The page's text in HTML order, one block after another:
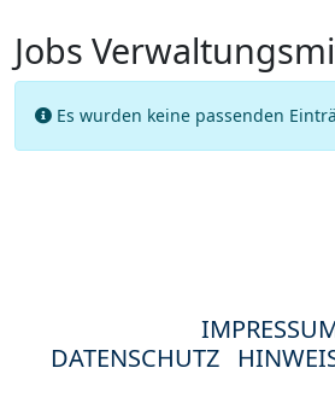
Jobs
Info
Es wurden keine passenden
DATENSCHUTZ